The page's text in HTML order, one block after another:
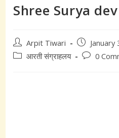
Shree Surya
Post
author:
Arpit Tiwari
Post
published:
January
Postआरती संग्राहलय
Post0